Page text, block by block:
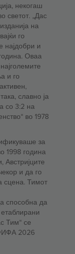
некогаш
светот. „Дас
на
го
најдобри и
Оваа
и го
славно ја
со 3:2 на
во 1978
за
1998 година
Австријците
и да го
сцена. Тимот
способна да
Тим“ се
2026